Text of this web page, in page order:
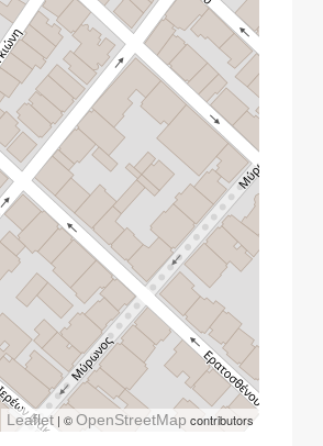
Leaflet | ©OpenStreetMap contributors